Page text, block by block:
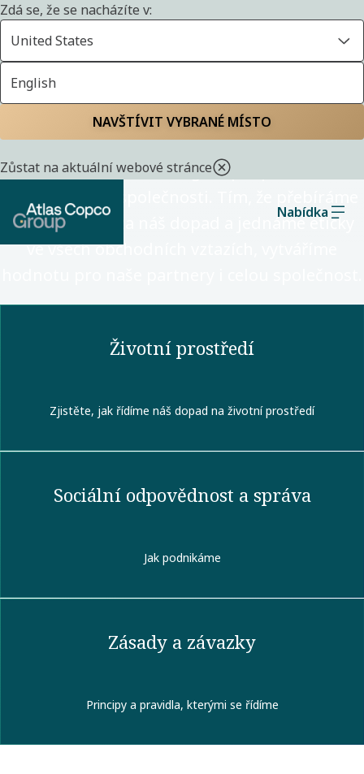
Zdá se, že se nacházíte v:
United States
English
NAVŠTÍVIT VYBRANÉ MÍSTO
Zůstat na aktuální webové stránce
Nabídka
Udržitelnost
Díky našim technologiím přispíváme k
odpovědnost za náš dopad a jednáme eticky
ve všech obchodních vztazích, vytváříme
Životní prostředí
Zjistěte, jak řídíme náš dopad na životní prostředí
Sociální odpovědnost a správa
Jak podnikáme
Zásady a závazky
Principy a pravidla, kterými se řídíme